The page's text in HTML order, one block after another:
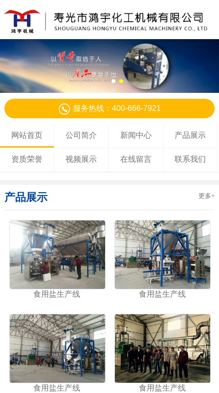
服务热线：400-666-7921
网站首页 公司简介 新闻中心 产品展示
资质荣誉 视频展示 在线留言 联系我们
更多+
产品展示
食用盐生产线 食用盐生产线
食用盐生产线 食用盐生产线